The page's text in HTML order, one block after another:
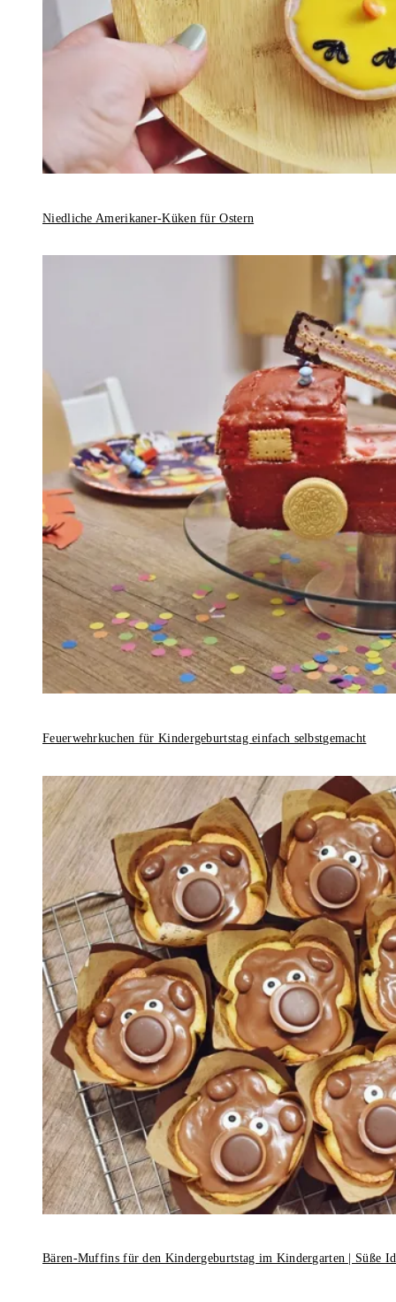
Niedliche Amerikaner-Küken für Ostern
Feuerwehrkuchen für Kindergeburtstag einfach selbstgemacht
Bären-Muffins für den Kindergeburtstag im Kindergarten | Süße